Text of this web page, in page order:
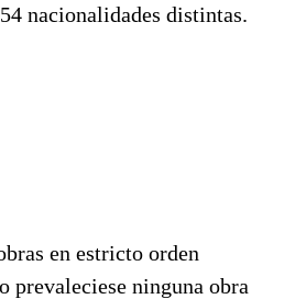
nacionalidades distintas.
en estricto orden
prevaleciese ninguna obra